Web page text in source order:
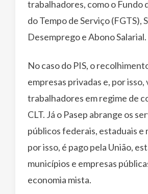
trabalhadores, como o Fundo
do Tempo de Serviço (FGTS),
Desemprego e Abono Salarial.
No caso do PIS, o
empresas privadas e, por isso,
trabalhadores em regime de
CLT. Já o Pasep abrange os
públicos federais, estaduais e
por isso, é pago pela União,
municípios e empresas
economia mista.